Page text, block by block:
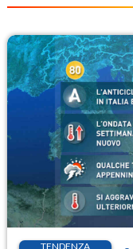
TENDENZA